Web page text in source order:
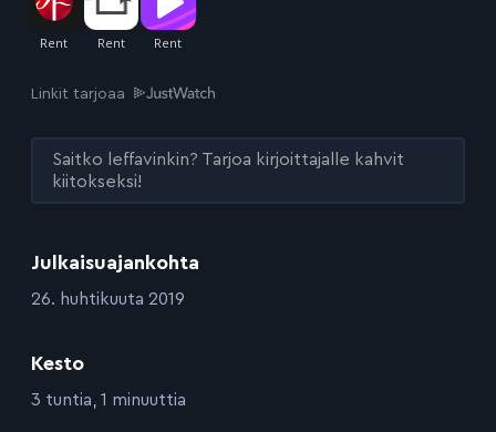
Julkaisuajankohta
:26. huhtikuuta 2019
Kesto
:3 tuntia, 1 minuuttia
Linkit tarjoaa
Saitko leffavinkin? Tarjoa kirjoittajalle kahvit
kiitokseksi!